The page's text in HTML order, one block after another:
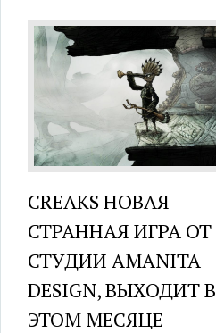
CREAKS НОВАЯ
СТРАННАЯ ИГРА ОТ
СТУДИИ AMANITA
DESIGN, ВЫХОДИТ В
ЭТОМ МЕСЯЦЕ